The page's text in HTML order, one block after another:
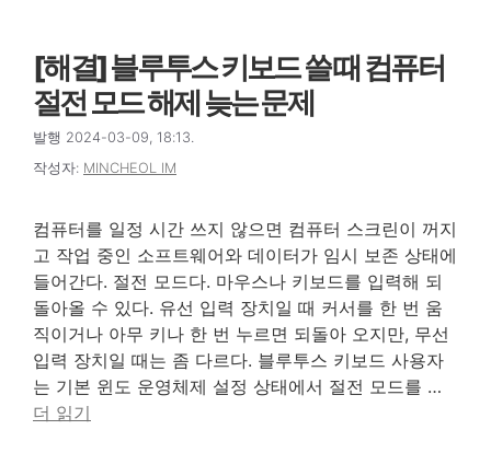
[해결] 블루투스 키보드 쓸 때 컴퓨터
절전 모드 해제 늦는 문제
발행 2024-03-09, 18:13.
작성자: MINCHEOL IM
컴퓨터를 일정 시간 쓰지 않으면 컴퓨터 스크린이 꺼지
고 작업 중인 소프트웨어와 데이터가 임시 보존 상태에
들어간다. 절전 모드다. 마우스나 키보드를 입력해 되
돌아올 수 있다. 유선 입력 장치일 때 커서를 한 번 움
직이거나 아무 키나 한 번 누르면 되돌아 오지만, 무선
입력 장치일 때는 좀 다르다. 블루투스 키보드 사용자
는 기본 윈도 운영체제 설정 상태에서 절전 모드를 …
더 읽기